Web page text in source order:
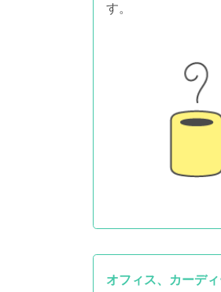
す。
オフィス、カーデ